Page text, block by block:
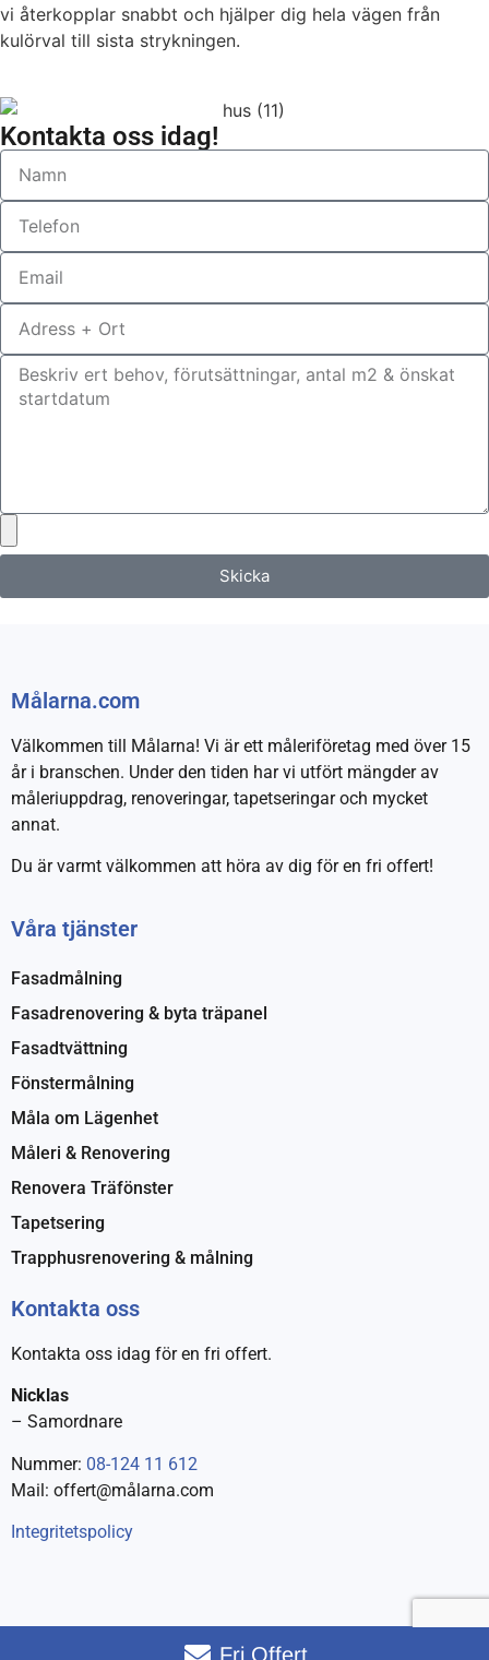
vi återkopplar snabbt och hjälper dig hela vägen från
kulörval till sista strykningen.
Kontakta oss idag!
Skicka
Målarna.com
Välkommen till Målarna! Vi är ett måleriföretag med över 15
år i branschen. Under den tiden har vi utfört mängder av
måleriuppdrag, renoveringar, tapetseringar och mycket
annat.
Du är varmt välkommen att höra av dig för en fri offert!
Våra tjänster
Fasadmålning
Fasadrenovering & byta träpanel
Fasadtvättning
Fönstermålning
Måla om Lägenhet
Måleri & Renovering
Renovera Träfönster
Tapetsering
Trapphusrenovering & målning
Kontakta oss
Kontakta oss idag för en fri offert.
Nicklas
– Samordnare
Nummer: 08-124 11 612
Mail: offert@målarna.com
Integritetspolicy
Fri Offert